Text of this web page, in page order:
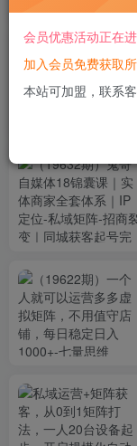
会员优惠活动正在进
加入会员免费获取所
本站可加盟，联系